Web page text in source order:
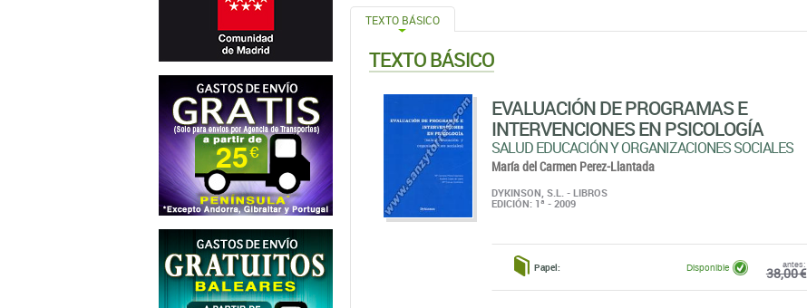
TEXTO BÁSICO
TEXTO BÁSICO
EVALUACIÓN DE PROGRAMAS E
INTERVENCIONES EN PSICOLOGÍA
SALUD EDUCACIÓN Y ORGANIZACIONES SOCIALES
María del Carmen Perez-Llantada
DYKINSON, S.L. - LIBROS
EDICIÓN: 1ª - 2009
Papel: antes:
38,00 €
Disponible